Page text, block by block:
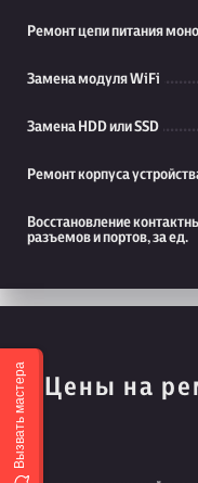
Ремонт цепи питания
Замена модуля WiFi
Замена HDD или SSD
Ремонт корпуса
Восстановление
разъемов и портов, за ед.
Цены на
Вызвать мастера